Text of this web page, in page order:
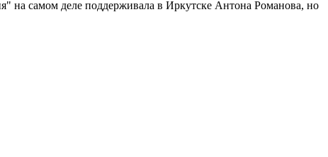
на самом деле поддерживала в Иркутске Антона Романова, но